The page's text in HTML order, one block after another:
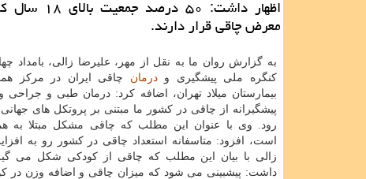
اظهار داشت: ۵۰
معرض چاقی قرار دارند.
به گزارش روان ما به نقل از مهر، علیرضا زالی، بامداد
كنگره ملی پیشگیری ودرمان چاقی ایران در مركز
بیمارستان میلاد تهران، اضافه كرد: درمان طبی و جراحی
پیشگیرانه از چاقی در كشور ما مبتنی بر پروتكل های
رود. وی با عنوان این مطلب كه چاقی مشكل مبتلا به
است، افزود: متاسفانه استعداد چاقی در كشور رو به
زالی با بیان این مطلب كه چاقی از كودكی شكل می
داشت: پیشبینی می شود كه میزان چاقی و اضافه وزن در